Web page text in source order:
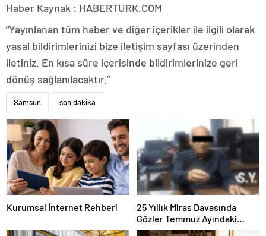
Haber Kaynak : HABERTURK.COM
“Yayınlanan tüm haber ve diğer içerikler ile ilgili olarak
yasal bildirimlerinizi bize iletişim sayfası üzerinden
iletiniz. En kısa süre içerisinde bildirimlerinize geri
dönüş sağlanılacaktır.”
Samsun son dakika
Kurumsal İnternet Rehberi
25 Yıllık Miras Davasında
Gözler Temmuz Ayındaki
Karar Duruşmasına Çevrildi